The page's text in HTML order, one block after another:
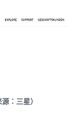
：三星）